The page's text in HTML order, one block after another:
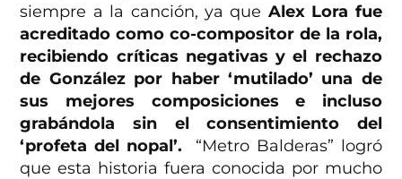
siempre a la canción, ya que Alex Lora fue
acreditado como co-compositor de la rola,
recibiendo críticas negativas y el rechazo
de González por haber ‘mutilado’ una de
sus mejores composiciones e incluso
grabándola sin el consentimiento del
‘profeta del nopal’.
“Metro Balderas” logró
que esta historia fuera conocida por mucho